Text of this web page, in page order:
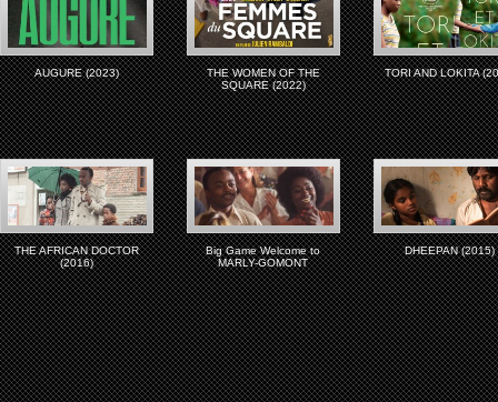
AUGURE (2023)
THE WOMEN OF THE
SQUARE (2022)
TORI AND LOKITA
THE AFRICAN DOCTOR
(2016)
Big Game Welcome to
MARLY-GOMONT
DHEEPAN (2015)